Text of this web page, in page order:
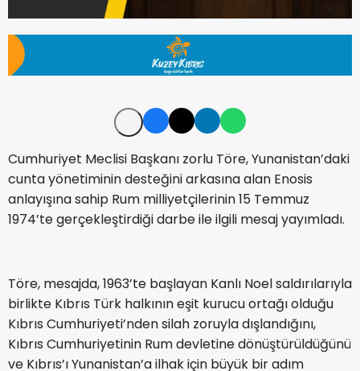
Cumhuriyet Meclisi Başkanı zorlu Töre, Yunanistan’daki
cunta yönetiminin desteğini arkasına alan Enosis
anlayışına sahip Rum milliyetçilerinin 15 Temmuz
1974’te gerçekleştirdiği darbe ile ilgili mesaj yayımladı.
Töre, mesajda, 1963’te başlayan Kanlı Noel saldırılarıyla
birlikte Kıbrıs Türk halkının eşit kurucu ortağı olduğu
Kıbrıs Cumhuriyeti’nden silah zoruyla dışlandığını,
Kıbrıs Cumhuriyetinin Rum devletine dönüştürüldüğünü
ve Kıbrıs’ı Yunanistan’a ilhak için büyük bir adım